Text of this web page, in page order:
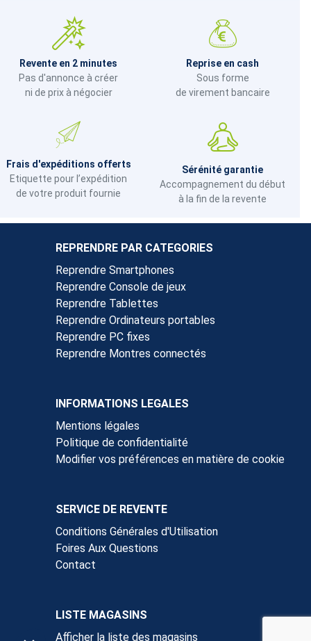
Revente en 2 minutes
Pas d'annonce à créer
ni de prix à négocier
Reprise en cash
Sous forme
de virement bancaire
Frais d'expéditions offerts
Etiquette pour l’expédition
de votre produit fournie
Sérénité garantie
Accompagnement du début
à la fin de la revente
REPRENDRE PAR CATEGORIES
Reprendre Smartphones
Reprendre Console de jeux
Reprendre Tablettes
Reprendre Ordinateurs portables
Reprendre PC fixes
Reprendre Montres connectés
INFORMATIONS LEGALES
Mentions légales
Politique de confidentialité
Modifier vos préférences en matière de cookie
SERVICE DE REVENTE
Conditions Générales d'Utilisation
Foires Aux Questions
Contact
LISTE MAGASINS
Afficher la liste des magasins